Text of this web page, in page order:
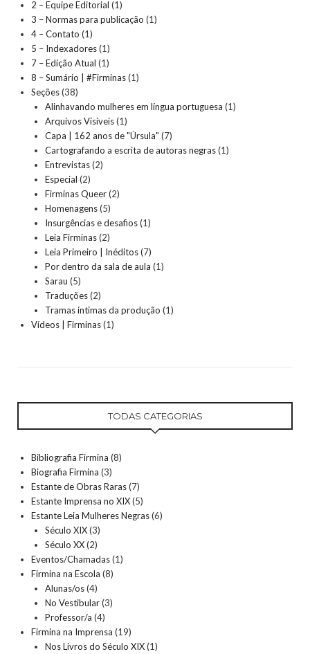
2 – Equipe Editorial (1)
3 – Normas para publicação (1)
4 – Contato (1)
5 – Indexadores(1)
7 – Edição Atual (1)
8 – Sumário | #Firminas(1)
Seções(38)
Alinhavando mulheres em língua portuguesa (1)
Arquivos Visíveis(1)
Capa | 162 anos de "Úrsula" (7)
Cartografando a escrita de autoras negras(1)
Entrevistas(2)
Especial (2)
Firminas Queer(2)
Homenagens(5)
Insurgências e desafios(1)
Leia Firminas(2)
Leia Primeiro | Inéditos(7)
Por dentro da sala de aula (1)
Sarau (5)
Traduções(2)
Tramas íntimas da produção (1)
Vídeos | Firminas(1)
TODAS CATEGORIAS
Bibliografia Firmina (8)
Biografia Firmina (3)
Estante de Obras Raras(7)
Estante Imprensa no XIX(5)
Estante Leia Mulheres Negras(6)
Século XIX(3)
Século XX(2)
Eventos/Chamadas(1)
Firmina na Escola (8)
Alunas/os(4)
No Vestibular(3)
Professor/a (4)
Firmina na Imprensa (19)
Nos Livros do Século XIX(1)